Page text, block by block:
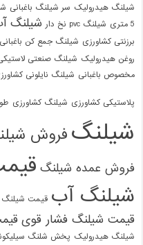
شیلنگ هیدرولیک سر شیلنگ باغبانی
5 متری
شیلنگ pvc نخ دار شیلنگ
برزنتی کشاورزی شیلنگ جمع کن باغبانی
روغن هیدرولیک شیلنگ صنعتی
مخصوص باغبانی شیلنگ نایلونی
پلاستیکی کشاورزی شیلنگ کشاورزی
شیلنگ فروش
فروش عمده شیلنگ
شیلنگ آب قیمت شیلنگ
قیمت شیلنگ فشار قوی
شیلنگ هیدرولیک پخش شلنگ